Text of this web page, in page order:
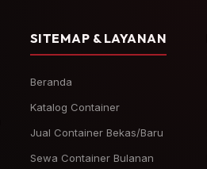
SITEMAP & LAYANAN
Beranda
Katalog Container
Jual Container Bekas/Baru
Sewa Container Bulanan